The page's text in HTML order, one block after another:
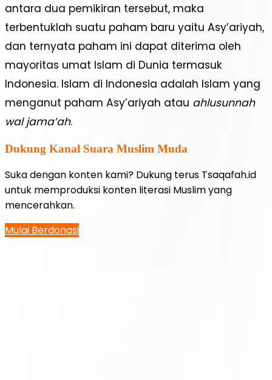
antara dua pemikiran tersebut, maka
terbentuklah suatu paham baru yaitu Asy’ariyah,
dan ternyata paham ini dapat diterima oleh
mayoritas umat Islam di Dunia termasuk
Indonesia. Islam di Indonesia adalah Islam yang
menganut paham Asy’ariyah atau ahlusunnah
wal jama’ah.
Dukung Kanal Suara Muslim Muda
Suka dengan konten kami? Dukung terus Tsaqafah.id
untuk memproduksi konten literasi Muslim yang
mencerahkan.
Mulai Berdonasi